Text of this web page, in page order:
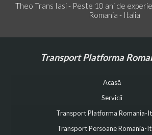
Theo Trans Iasi - Peste 10 ani de
Romania - Italia
Transport Platforma
Acasă
Servicii
Transport Platforma Romania-
Transport Persoane Romania-